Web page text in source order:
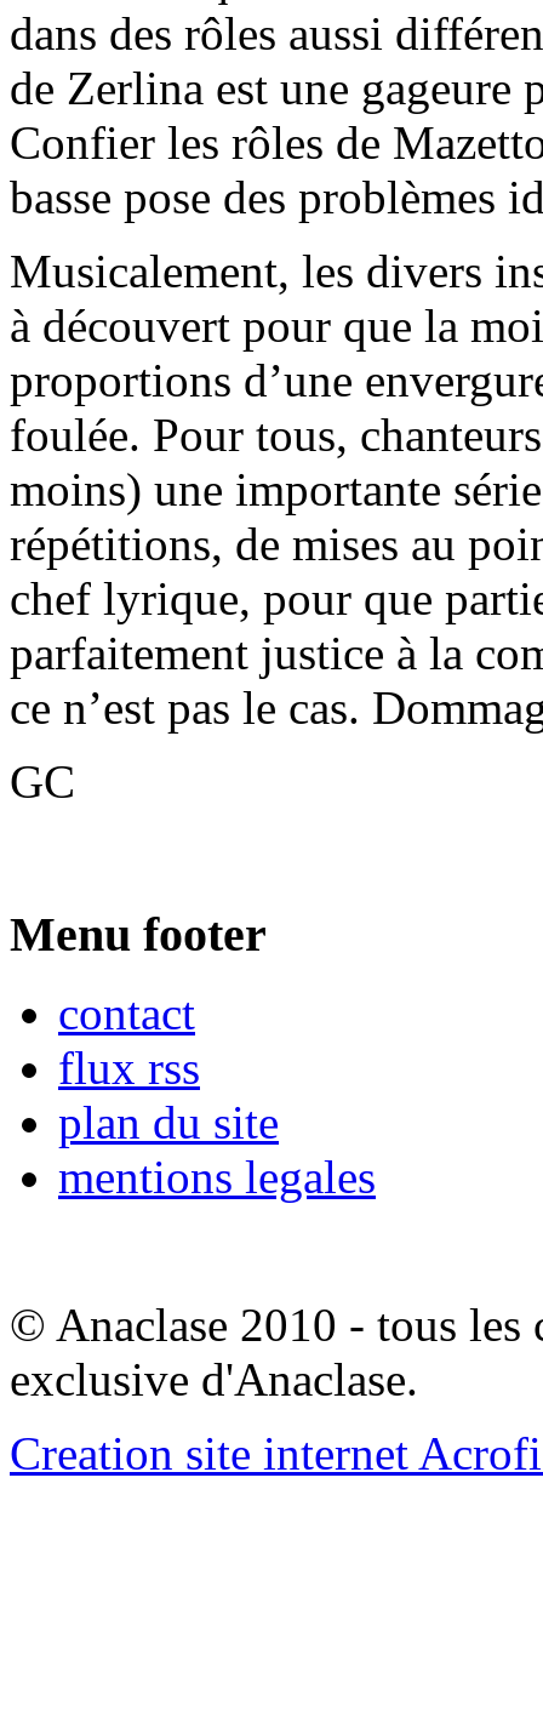
dans des rôles aussi
de Zerlina est une gageure
Confier les rôles de
basse pose des problèmes
Musicalement, les divers
à découvert pour que la
proportions d’une
foulée. Pour tous,
moins) une importante
répétitions, de mises au
chef lyrique, pour que
parfaitement justice à la
ce n’est pas le cas.
GC
Menu footer
contact
flux rss
plan du site
mentions legales
© Anaclase 2010 - tous les
exclusive d'Anaclase.
Creation site internet